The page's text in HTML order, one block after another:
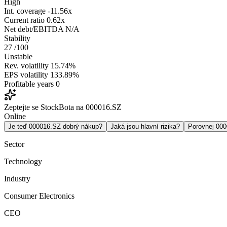
High
Int. coverage -11.56x
Current ratio 0.62x
Net debt/EBITDA N/A
Stability
27 /100
Unstable
Rev. volatility 15.74%
EPS volatility 133.89%
Profitable years 0
Zeptejte se StockBota na 000016.SZ
Online
Je teď 000016.SZ dobrý nákup? Jaká jsou hlavní rizika? Porovnej
Sector
Technology
Industry
Consumer Electronics
CEO